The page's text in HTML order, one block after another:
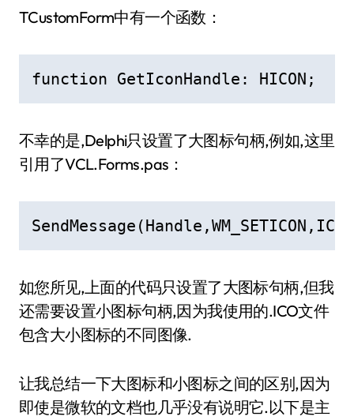
TCustomForm中有一个函数：
function GetIconHandle: HICON;
不幸的是,Delphi只设置了大图标句柄,例如,这里
引用了VCL.Forms.pas：
如您所见,上面的代码只设置了大图标句柄,但我
还需要设置小图标句柄,因为我使用的.ICO文件
包含大小图标的不同图像.
让我总结一下大图标和小图标之间的区别,因为
即使是微软的文档也几乎没有说明它.以下是主